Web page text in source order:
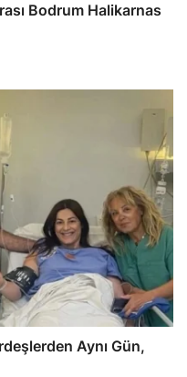
Bodrum Halikarnas
Aynı Gün,